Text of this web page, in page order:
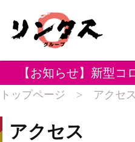
【お知らせ】新型
トップページ > アクセス
アクセス